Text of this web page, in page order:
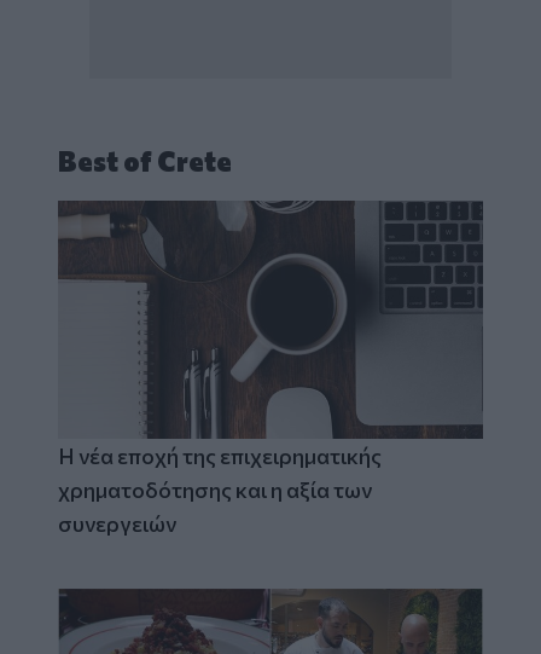
Best of Crete
Η νέα εποχή της επιχειρηματικής
χρηματοδότησης και η αξία των
συνεργειών